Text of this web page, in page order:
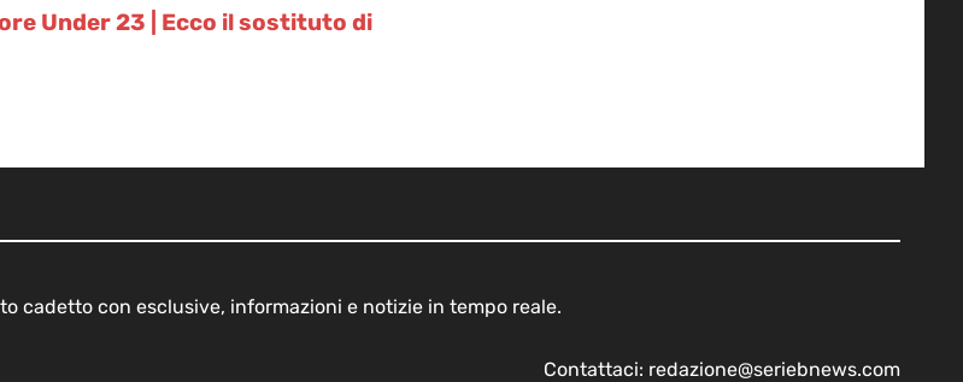
Under 23 | Ecco il sostituto di
cadetto con esclusive, informazioni e notizie in tempo reale.
Contattaci: redazione@seriebnews.com